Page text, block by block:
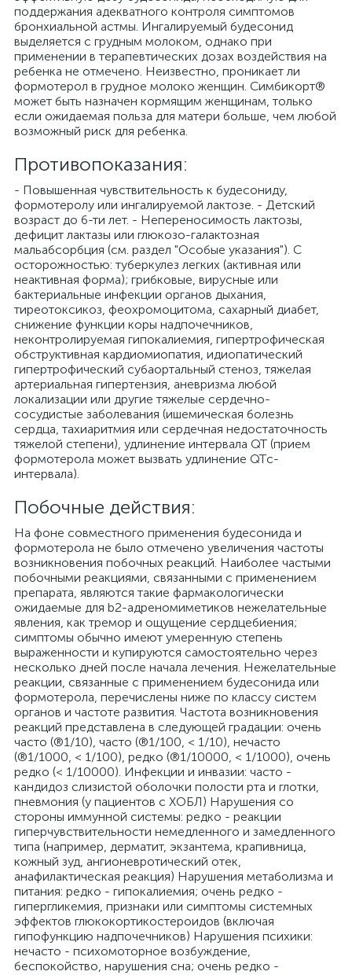
поддержания адекватного контроля симптомов
бронхиальной астмы. Ингалируемый будесонид
выделяется с грудным молоком, однако при
применении в терапевтических дозах воздействия на
ребенка не отмечено. Неизвестно, проникает ли
формотерол в грудное молоко женщин. Симбикорт®
может быть назначен кормящим женщинам, только
если ожидаемая польза для матери больше, чем любой
возможный риск для ребенка.
Противопоказания:
- Повышенная чувствительность к будесониду,
формотеролу или ингалируемой лактозе. - Детский
возраст до 6-ти лет. - Непереносимость лактозы,
дефицит лактазы или глюкозо-галактозная
мальабсорбция (см. раздел "Особые указания"). С
осторожностью: туберкулез легких (активная или
неактивная форма); грибковые, вирусные или
бактериальные инфекции органов дыхания,
тиреотоксикоз, феохромоцитома, сахарный диабет,
снижение функции коры надпочечников,
неконтролируемая гипокалиемия, гипертрофическая
обструктивная кардиомиопатия, идиопатический
гипертрофический субаортальный стеноз, тяжелая
артериальная гипертензия, аневризма любой
локализации или другие тяжелые сердечно-
сосудистые заболевания (ишемическая болезнь
сердца, тахиаритмия или сердечная недостаточность
тяжелой степени), удлинение интервала QT (прием
формотерола может вызвать удлинение QTс-
интервала).
Побочные действия:
На фоне совместного применения будесонида и
формотерола не было отмечено увеличения частоты
возникновения побочных реакций. Наиболее частыми
побочными реакциями, связанными с применением
препарата, являются такие фармакологически
ожидаемые для b2-адреномиметиков нежелательные
явления, как тремор и ощущение сердцебиения;
симптомы обычно имеют умеренную степень
выраженности и купируются самостоятельно через
несколько дней после начала лечения. Нежелательные
реакции, связанные с применением будесонида или
формотерола, перечислены ниже по классу систем
органов и частоте развития. Частота возникновения
реакций представлена в следующей градации: очень
часто (®1/10), часто (®1/100, < 1/10), нечасто
(®1/1000, < 1/100), редко (®1/10000, < 1/1000), очень
редко (< 1/10000). Инфекции и инвазии: часто -
кандидоз слизистой оболочки полости рта и глотки,
пневмония (у пациентов с ХОБЛ) Нарушения со
стороны иммунной системы: редко - реакции
гиперчувствительности немедленного и замедленного
типа (например, дерматит, экзантема, крапивница,
кожный зуд, ангионевротический отек,
анафилактическая реакция) Нарушения метаболизма и
питания: редко - гипокалиемия; очень редко -
гипергликемия, признаки или симптомы системных
эффектов глюкокортикостероидов (включая
гипофункцию надпочечников) Нарушения психики:
нечасто - психомоторное возбуждение,
беспокойство, нарушения сна; очень редко -